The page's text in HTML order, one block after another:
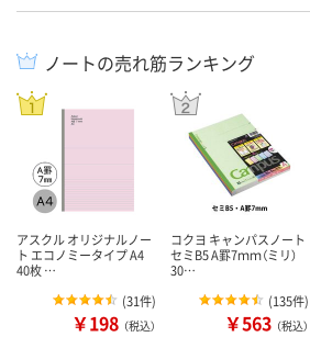
ノートの売れ筋ランキング
アスクル オリジナルノー
ト エコノミータイプ A4
40枚 …
(31件)
￥198 （税込）
コクヨ キャンパスノート
セミB5 A罫7ｍｍ（ミリ）
30…
(135件)
￥563 （税込）